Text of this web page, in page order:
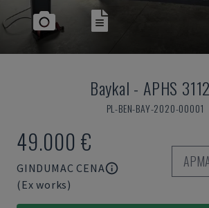
Baykal - APHS
PL-BEN-BAY-2020-00001
49.000 €
GINDUMAC CENA
(Ex works)